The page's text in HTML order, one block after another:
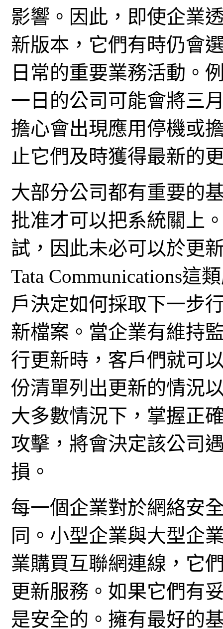
影響。因此，即使企業
新版本，它們有時仍會
日常的重要業務活動。
一日的公司可能會將三
擔心會出現應用停機或
止它們及時獲得最新的
大部分公司都有重要的
批准才可以把系統關上
試，因此未必可以於更
Tata Communications這
戶決定如何採取下一步
新檔案。當企業有維持
行更新時，客戶們就可
份清單列出更新的情況
大多數情況下，掌握正
攻擊，將會決定該公司
損。
每一個企業對於網絡安
同。小型企業與大型企
業購買互聯網連線，它
更新服務。如果它們有
是安全的。擁有最好的